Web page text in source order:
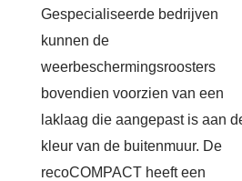
Gespecialiseerde bedrijven
kunnen de
weerbeschermingsroosters
bovendien voorzien van een
laklaag die aangepast is aan
kleur van de buitenmuur. De
recoCOMPACT heeft een